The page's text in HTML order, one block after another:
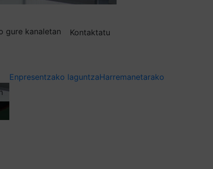
gure kanaletan
Kontaktatu
Enpresentzako laguntzaHarremanetarako